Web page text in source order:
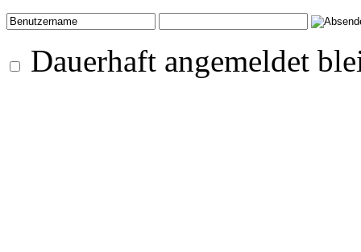
Dauerhaft angemeldet